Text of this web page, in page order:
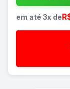
em até 3x de